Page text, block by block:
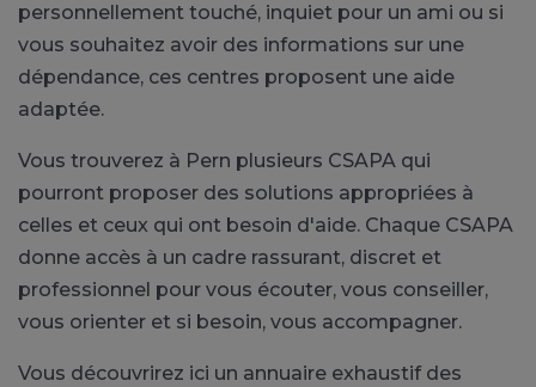
personnellement touché, inquiet pour un ami ou si
vous souhaitez avoir des informations sur une
dépendance, ces centres proposent une aide
adaptée.
Vous trouverez à Pern plusieurs CSAPA qui
pourront proposer des solutions appropriées à
celles et ceux qui ont besoin d'aide. Chaque CSAPA
donne accès à un cadre rassurant, discret et
professionnel pour vous écouter, vous conseiller,
vous orienter et si besoin, vous accompagner.
Vous découvrirez ici un annuaire exhaustif des